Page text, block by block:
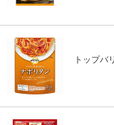
トップ